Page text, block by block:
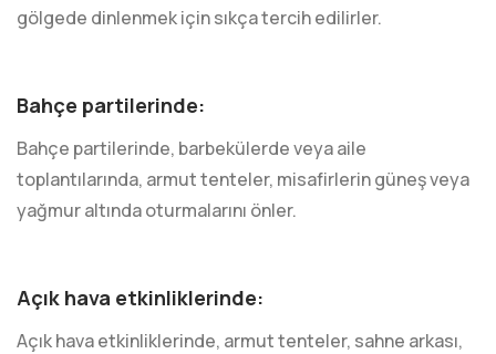
gölgede dinlenmek için sıkça tercih edilirler.
Bahçe partilerinde:
Bahçe partilerinde, barbekülerde veya aile
toplantılarında, armut tenteler, misafirlerin güneş veya
yağmur altında oturmalarını önler.
Açık hava etkinliklerinde:
Açık hava etkinliklerinde, armut tenteler, sahne arkası,